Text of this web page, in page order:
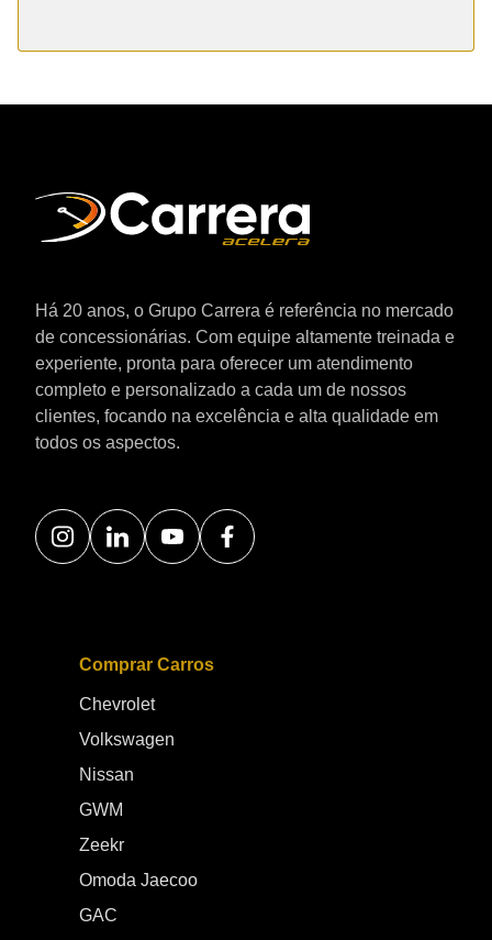
Há 20 anos, o Grupo Carrera é referência no mercado
de concessionárias. Com equipe altamente treinada e
experiente, pronta para oferecer um atendimento
completo e personalizado a cada um de nossos
clientes, focando na excelência e alta qualidade em
todos os aspectos.
Comprar Carros
Chevrolet
Volkswagen
Nissan
GWM
Zeekr
Omoda Jaecoo
GAC